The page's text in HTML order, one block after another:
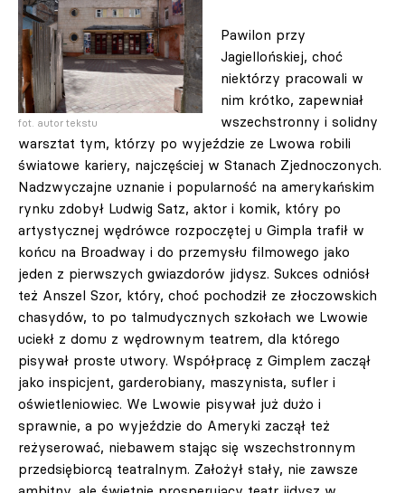
fot. autor tekstu
Pawilon przy
Jagiellońskiej, choć
niektórzy pracowali w
nim krótko, zapewniał
wszechstronny i solidny
warsztat tym, którzy po wyjeździe ze Lwowa robili
światowe kariery, najczęściej w Stanach Zjednoczonych.
Nadzwyczajne uznanie i popularność na amerykańskim
rynku zdobył Ludwig Satz, aktor i komik, który po
artystycznej wędrówce rozpoczętej u Gimpla trafił w
końcu na Broadway i do przemysłu filmowego jako
jeden z pierwszych gwiazdorów jidysz. Sukces odniósł
też Anszel Szor, który, choć pochodził ze złoczowskich
chasydów, to po talmudycznych szkołach we Lwowie
uciekł z domu z wędrownym teatrem, dla którego
pisywał proste utwory. Współpracę z Gimplem zaczął
jako inspicjent, garderobiany, maszynista, sufler i
oświetleniowiec. We Lwowie pisywał już dużo i
sprawnie, a po wyjeździe do Ameryki zaczął też
reżyserować, niebawem stając się wszechstronnym
przedsiębiorcą teatralnym. Założył stały, nie zawsze